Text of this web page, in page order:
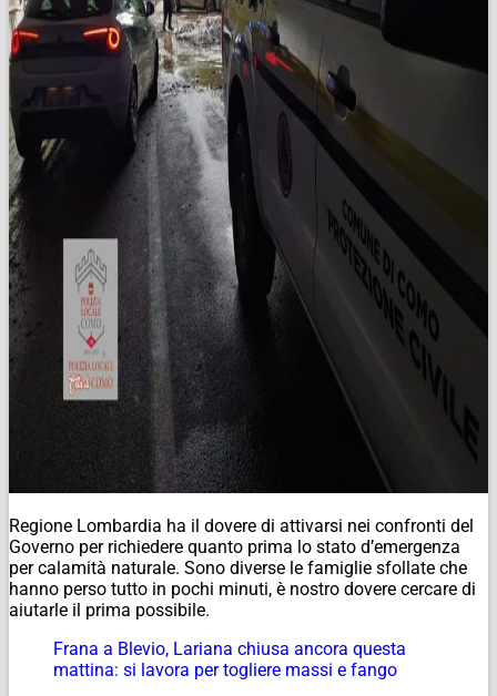
Regione Lombardia ha il dovere di attivarsi nei confronti del
Governo per richiedere quanto prima lo stato d’emergenza
per calamità naturale. Sono diverse le famiglie sfollate che
hanno perso tutto in pochi minuti, è nostro dovere cercare di
aiutarle il prima possibile.
Frana a Blevio, Lariana chiusa ancora questa
mattina: si lavora per togliere massi e fango